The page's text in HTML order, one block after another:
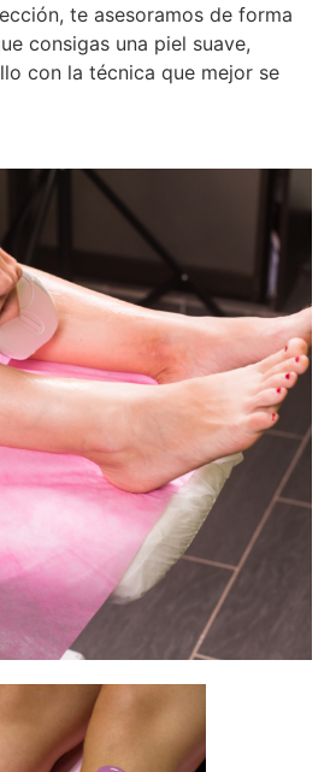
te asesoramos de forma
consigas una piel suave,
con la técnica que mejor se